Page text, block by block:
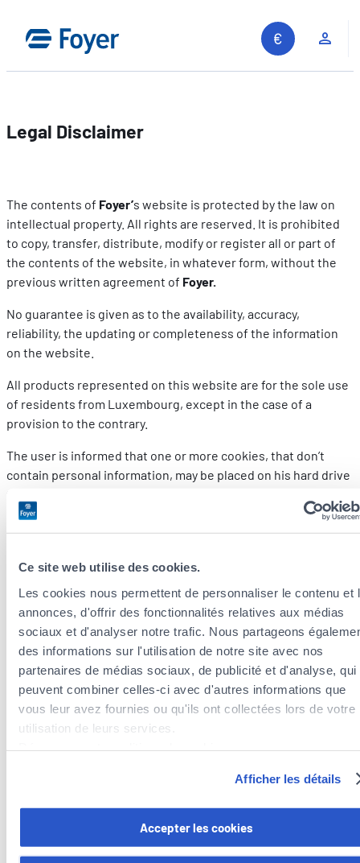
Ce site web utilise des cookies.
Les cookies nous permettent de personnaliser le contenu et
annonces, d'offrir des fonctionnalités relatives aux médias
sociaux et d'analyser notre trafic. Nous partageons
des informations sur l'utilisation de notre site avec nos
partenaires de médias sociaux, de publicité et d'analyse, qui
peuvent combiner celles-ci avec d'autres informations que
vous leur avez fournies ou qu'ils ont collectées lors de votre
utilisation de leurs services.
Vous avez la possibilité de retirer votre consentement à tout
moment en cliquant sur le lien "gestion des cookies" en bas
Afficher les détails
Accepter les cookies
content
ENDEFR
Legal Disclaimer
The contents of Foyer’s website is protected by the law on
intellectual property. All rights are reserved. It is prohibited
to copy, transfer, distribute, modify or register all or part of
the contents of the website, in whatever form, without the
previous written agreement of Foyer.
No guarantee is given as to the availability, accuracy,
reliability, the updating or completeness of the information
on the website.
All products represented on this website are for the sole use
of residents from Luxembourg, except in the case of a
provision to the contrary.
The user is informed that one or more cookies, that don’t
contain personal information, may be placed on his hard drive
qualite@foyer.lu or contact usvia our Contact form available
If you would like more information about the way your claim is
processed, please see ourClaims management policy (French
version).
12, rue Léon Laval,